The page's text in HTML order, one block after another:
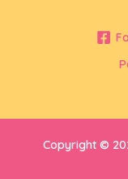
Copyright ©